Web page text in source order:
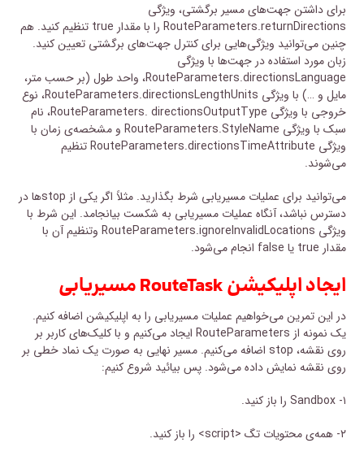
برای داشتن جهت‌های مسیر برگشتی، ویژگی
RouteParameters.returnDirections را با مقدار true تنظیم کنید. هم
چنین می‌توانید ویژگی‌هایی برای کنترل جهت‌های برگشتی تعیین کنید.
زبان مورد استفاده در جهت‌ها با ویژگی
RouteParameters.directionsLanguage، واحد طول (بر حسب متر،
مایل و …) با ویژگی RouteParameters.directionsLengthUnits، نوع
خروجی با ویژگی RouteParameters. directionsOutputType، نام
سبک با ویژگی RouteParameters.StyleName و مشخصه‌ی زمان با
ویژگی RouteParameters.directionsTimeAttribute تنظیم
می‌شوند.
می‌توانید برای عملیات مسیریابی شرط بگذارید. مثلاً اگر یکی از stop‌ها در
دسترس نباشد، آنگاه عملیات مسیریابی به شکست بیانجامد. این شرط با
ویژگی RouteParameters.ignoreInvalidLocations وتنظیم آن با
مقدار true یا false انجام می‌شود.
ایجاد اپلیکیشن RouteTask مسیریابی
در این تمرین می‌خواهیم عملیات مسیریابی را به اپلیکیشن اضافه کنیم.
یک نمونه از RouteParameters ایجاد می‌کنیم و با کلیک‌های کاربر بر
روی نقشه، stop اضافه می‌کنیم. مسیر نهایی به صورت یک نماد خطی بر
روی نقشه نمایش داده می‌شود. پس بیائید شروع کنیم:
۱- Sandbox را باز کنید.
۲- همه‌ی محتویات تگ <script> را باز کنید.